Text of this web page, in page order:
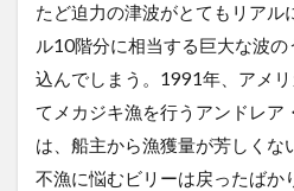
たど迫力の津波がとてもリアル
ル10階分に相当する巨大な波
込んでしまう。1991年、アメ
てメカジキ漁を行うアンドレア
は、船主から漁獲量が芳しくな
不漁に悩むビリーは戻ったばか